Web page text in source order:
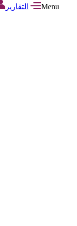
التقارير
Menu